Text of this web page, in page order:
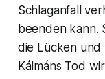
Schlaganfall
beenden kann.
die Lücken und
Kálmáns Tod